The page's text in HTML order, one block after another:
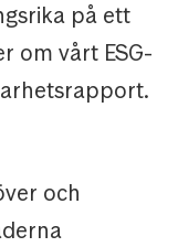
på ett
om vårt ESG-
och